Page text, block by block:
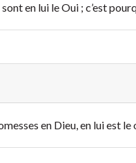
en lui le Oui ; c’est
en Dieu, en lui est